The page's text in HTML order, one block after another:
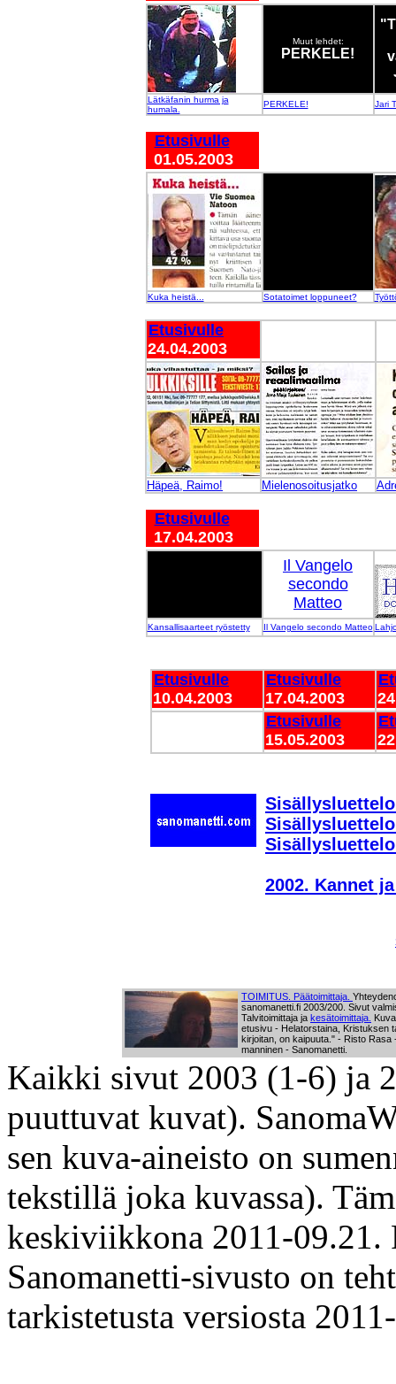
Muut lehdet:
PERKELE!
Lätkäfanin hurma ja
humala.
PERKELE! Jari
Etusivulle
01.05.2003
Kuka heistä... Sotatoimet loppuneet?
Etusivulle
24.04.2003
Häpeä, Raimo! Mielenosoitusjatko
Etusivulle
17.04.2003
Il Vangelo
secondo
Matteo
Kansallisaarteet ryöstetty Il Vangelo secondo Matteo
Etusivulle
10.04.2003
Etusivulle
17.04.2003
Etusivulle
15.05.2003
Sisällysluettelo
2002. Kannet
TOIMITUS. Päätoimittaja.
sanomanetti.fi 2003/200. Sivut
Talvitoimittaja ja kesätoimittaja.
etusivu - Helatorstaina, Kristuksen
kirjoitan, on kaipuuta." - Risto Rasa
manninen - Sanomanetti.
Kaikki sivut 2003 (1-6) ja
puuttuvat kuvat).
sen kuva-aineisto on
tekstillä joka kuvassa).
keskiviikkona 2011-09.21.
Sanomanetti-sivusto on
tarkistetusta versiosta